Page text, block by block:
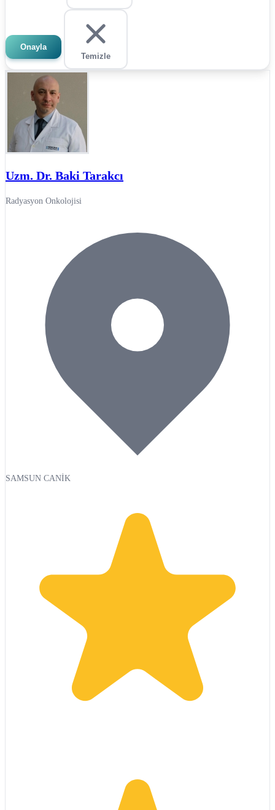
Onayla
Temizle
Uzm. Dr. Baki Tarakcı
Radyasyon Onkolojisi
SAMSUN CANİK